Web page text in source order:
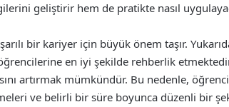
geliştirir hem de pratikte nasıl
bir kariyer için büyük önem taşır.
en iyi şekilde rehberlik
artırmak mümkündür. Bu nedenle,
ve belirli bir süre boyunca düzenli bir